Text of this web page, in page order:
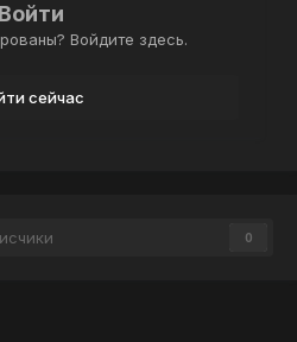
Войти
Войдите здесь.
сейчас
0